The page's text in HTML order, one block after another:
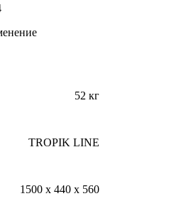
52 кг
TROPIK LINE
1500 х 440 х 560